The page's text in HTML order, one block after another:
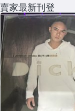
賣家最新刊登